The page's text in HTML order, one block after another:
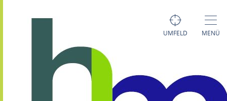
UMFELD MENÜ